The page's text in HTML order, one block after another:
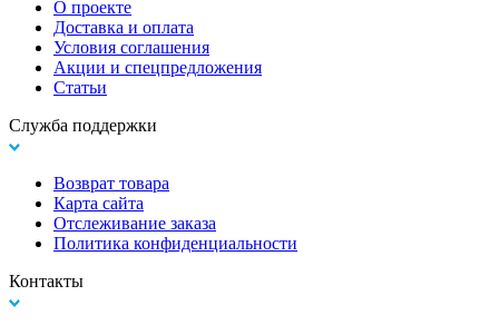
О проекте
Доставка и оплата
Условия соглашения
Акции и спецпредложения
Статьи
Служба поддержки
Возврат товара
Карта сайта
Отслеживание заказа
Политика конфиденциальности
Контакты